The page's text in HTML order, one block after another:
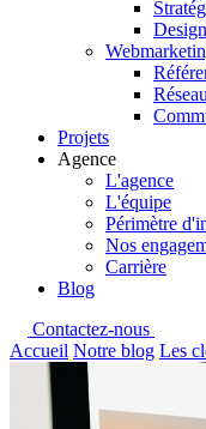
Projets
Agence
L'agence
L'équipe
Périmètre
Nos
Carrière
Blog
Contactez-nous
Accueil Notre blog Les